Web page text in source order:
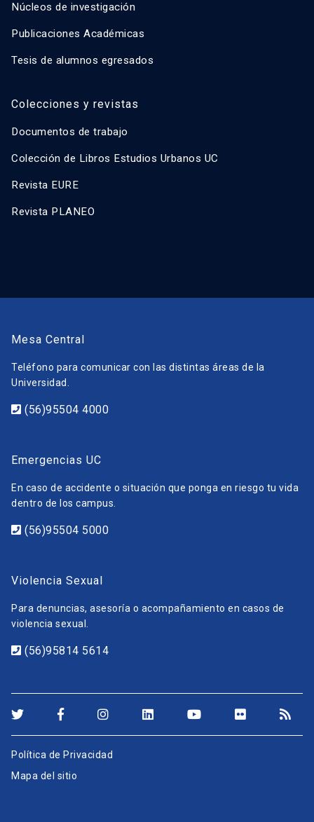
Núcleos de investigación
Publicaciones Académicas
Tesis de alumnos egresados
Colecciones y revistas
Documentos de trabajo
Colección de Libros Estudios Urbanos UC
Revista EURE
Revista PLANEO
Mesa Central
Teléfono para comunicar con las distintas áreas de la
Universidad.
(56)95504 4000
Emergencias UC
En caso de accidente o situación que ponga en riesgo tu vida
dentro de los campus.
(56)95504 5000
Violencia Sexual
Para denuncias, asesoría o acompañamiento en casos de
violencia sexual.
(56)95814 5614
Política de Privacidad
Mapa del sitio